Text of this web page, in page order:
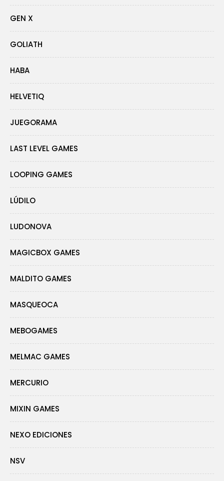
GEN X
GOLIATH
HABA
HELVETIQ
JUEGORAMA
LAST LEVEL GAMES
LOOPING GAMES
LÚDILO
LUDONOVA
MAGICBOX GAMES
MALDITO GAMES
MASQUEOCA
MEBOGAMES
MELMAC GAMES
MERCURIO
MIXIN GAMES
NEXO EDICIONES
NSV